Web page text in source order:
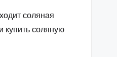
соляная
купить соляную